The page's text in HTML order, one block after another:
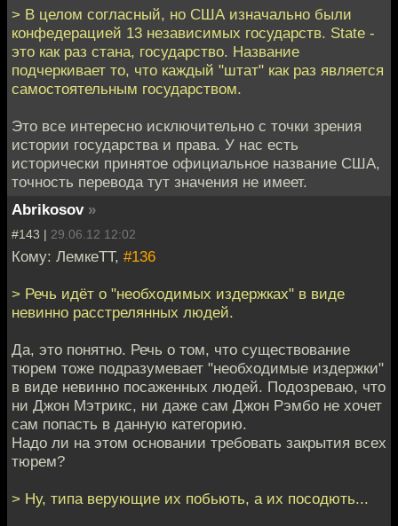
> В целом согласный, но США изначально были
конфедерацией 13 независимых государств. State -
это как раз стана, государство. Название
подчеркивает то, что каждый "штат" как раз является
самостоятельным государством.
Это все интересно исключительно с точки зрения
истории государства и права. У нас есть
исторически принятое официальное название США,
точность перевода тут значения не имеет.
Abrikosov »
#143 | 29.06.12 12:02
Кому: ЛемкеТТ, #136
> Речь идёт о "необходимых издержках" в виде
невинно расстрелянных людей.
Да, это понятно. Речь о том, что существование
тюрем тоже подразумевает "необходимые издержки"
в виде невинно посаженных людей. Подозреваю, что
ни Джон Мэтрикс, ни даже сам Джон Рэмбо не хочет
сам попасть в данную категорию.
Надо ли на этом основании требовать закрытия всех
тюрем?
> Ну, типа верующие их побьють, а их посодють...